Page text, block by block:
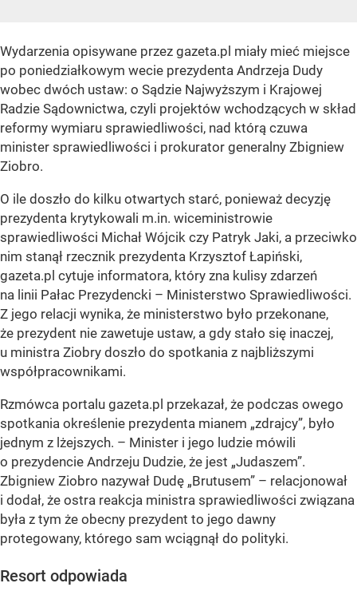
Wydarzenia opisywane przez gazeta.pl miały mieć miejsce
po poniedziałkowym wecie prezydenta Andrzeja Dudy
wobec dwóch ustaw: o Sądzie Najwyższym i Krajowej
Radzie Sądownictwa, czyli projektów wchodzących w skład
reformy wymiaru sprawiedliwości, nad którą czuwa
minister sprawiedliwości i prokurator generalny Zbigniew
Ziobro.
O ile doszło do kilku otwartych starć, ponieważ decyzję
prezydenta krytykowali m.in. wiceministrowie
sprawiedliwości Michał Wójcik czy Patryk Jaki, a przeciwko
nim stanął rzecznik prezydenta Krzysztof Łapiński,
gazeta.pl cytuje informatora, który zna kulisy zdarzeń
na linii Pałac Prezydencki – Ministerstwo Sprawiedliwości.
Z jego relacji wynika, że ministerstwo było przekonane,
że prezydent nie zawetuje ustaw, a gdy stało się inaczej,
u ministra Ziobry doszło do spotkania z najbliższymi
współpracownikami.
Rzmówca portalu gazeta.pl przekazał, że podczas owego
spotkania określenie prezydenta mianem „zdrajcy”, było
jednym z lżejszych. – Minister i jego ludzie mówili
o prezydencie Andrzeju Dudzie, że jest „Judaszem”.
Zbigniew Ziobro nazywał Dudę „Brutusem” – relacjonował
i dodał, że ostra reakcja ministra sprawiedliwości związana
była z tym że obecny prezydent to jego dawny
protegowany, którego sam wciągnął do polityki.
Resort odpowiada